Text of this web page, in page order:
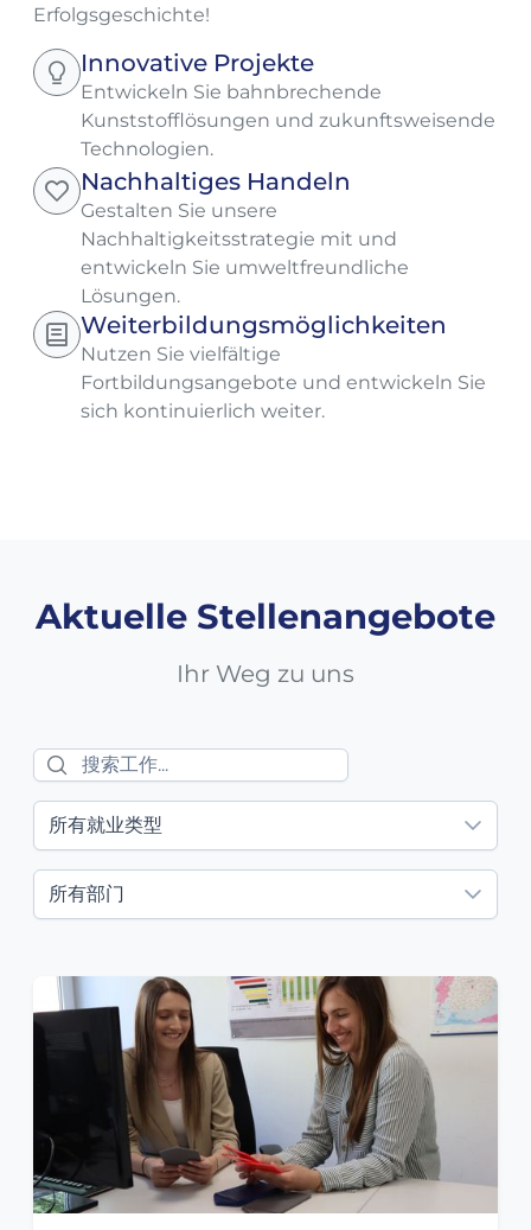
Erfolgsgeschichte!
Innovative Projekte
Entwickeln Sie bahnbrechende
Kunststofflösungen und zukunftsweisende
Technologien.
Nachhaltiges Handeln
Gestalten Sie unsere
Nachhaltigkeitsstrategie mit und
entwickeln Sie umweltfreundliche
Lösungen.
Weiterbildungsmöglichkeiten
Nutzen Sie vielfältige
Fortbildungsangebote und entwickeln Sie
sich kontinuierlich weiter.
Aktuelle Stellenangebote
Ihr Weg zu uns
所有就业类型
所有部门